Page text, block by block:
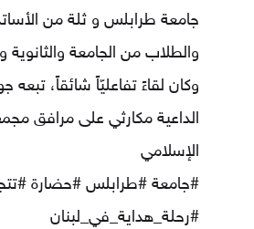
جامعة طرابلس و ثلة من
والطلاب من الجامعة والثانوية
وكان لقاءً تفاعليّاً شائقاً، تبعه
الداعية مكارثي على مرافق
الإسلامي
#جامعة #طرابلس #حضارة
#رحلة_هداية_في_لبنان